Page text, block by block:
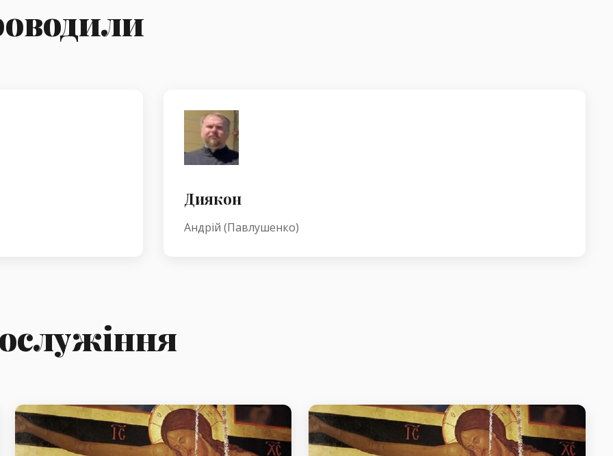
Диякон
Андрій (Павлушенко)